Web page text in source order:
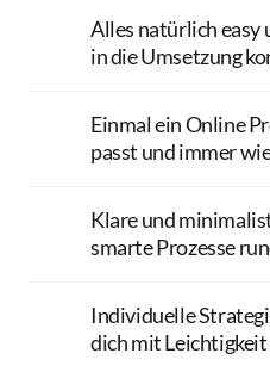
Alles natürlich easy
in die Umsetzung
Einmal ein Online
passt und immer
Klare und
smarte Prozesse
Individuelle
dich mit Leichtigkeit